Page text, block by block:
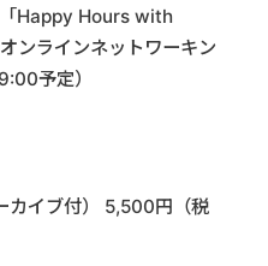
Happy Hours with
ンラインネットワーキン
予定）
カイブ付） 5,500円（税